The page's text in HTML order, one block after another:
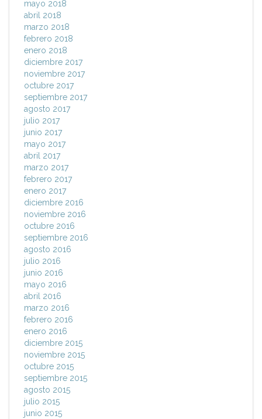
mayo 2018
abril 2018
marzo 2018
febrero 2018
enero 2018
diciembre 2017
noviembre 2017
octubre 2017
septiembre 2017
agosto 2017
julio 2017
junio 2017
mayo 2017
abril 2017
marzo 2017
febrero 2017
enero 2017
diciembre 2016
noviembre 2016
octubre 2016
septiembre 2016
agosto 2016
julio 2016
junio 2016
mayo 2016
abril 2016
marzo 2016
febrero 2016
enero 2016
diciembre 2015
noviembre 2015
octubre 2015
septiembre 2015
agosto 2015
julio 2015
junio 2015